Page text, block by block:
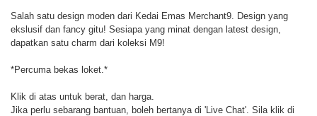
Salah satu design moden dari Kedai Emas Merchant9. Design yang
ekslusif dan fancy gitu! Sesiapa yang minat dengan latest design,
dapatkan satu charm dari koleksi M9!
*Percuma bekas loket.*
Klik di atas untuk berat, dan harga.
Jika perlu sebarang bantuan, boleh bertanya di 'Live Chat'. Sila klik di